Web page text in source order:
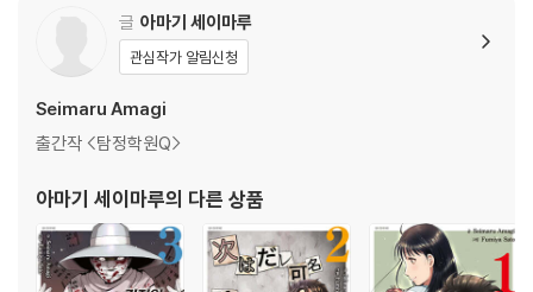
글 아마기 세이마루
관심작가 알림신청
Seimaru Amagi
출간작 <탐정학원Q>
아마기 세이마루의 다른 상품